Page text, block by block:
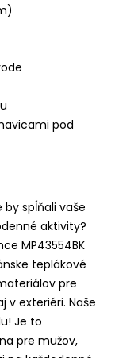
pod
spĺňali vaše
aktivity?
MP43554BK
teplákové
pre
v exteriéri. Naše
Je to
pre mužov,